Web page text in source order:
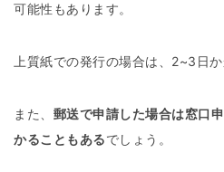
可能性もあります。
上質紙での発行の場合は、2~3日
また、 郵送で申請した場合は窓口
かることもあるでしょう。